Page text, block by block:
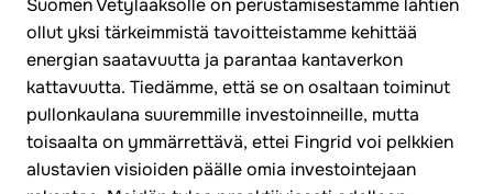
Suomen Vetylaaksolle on perustamisestamme lähtien
ollut yksi tärkeimmistä tavoitteistamme kehittää
energian saatavuutta ja parantaa kantaverkon
kattavuutta. Tiedämme, että se on osaltaan toiminut
pullonkaulana suuremmille investoinneille, mutta
toisaalta on ymmärrettävä, ettei Fingrid voi pelkkien
alustavien visioiden päälle omia investointejaan